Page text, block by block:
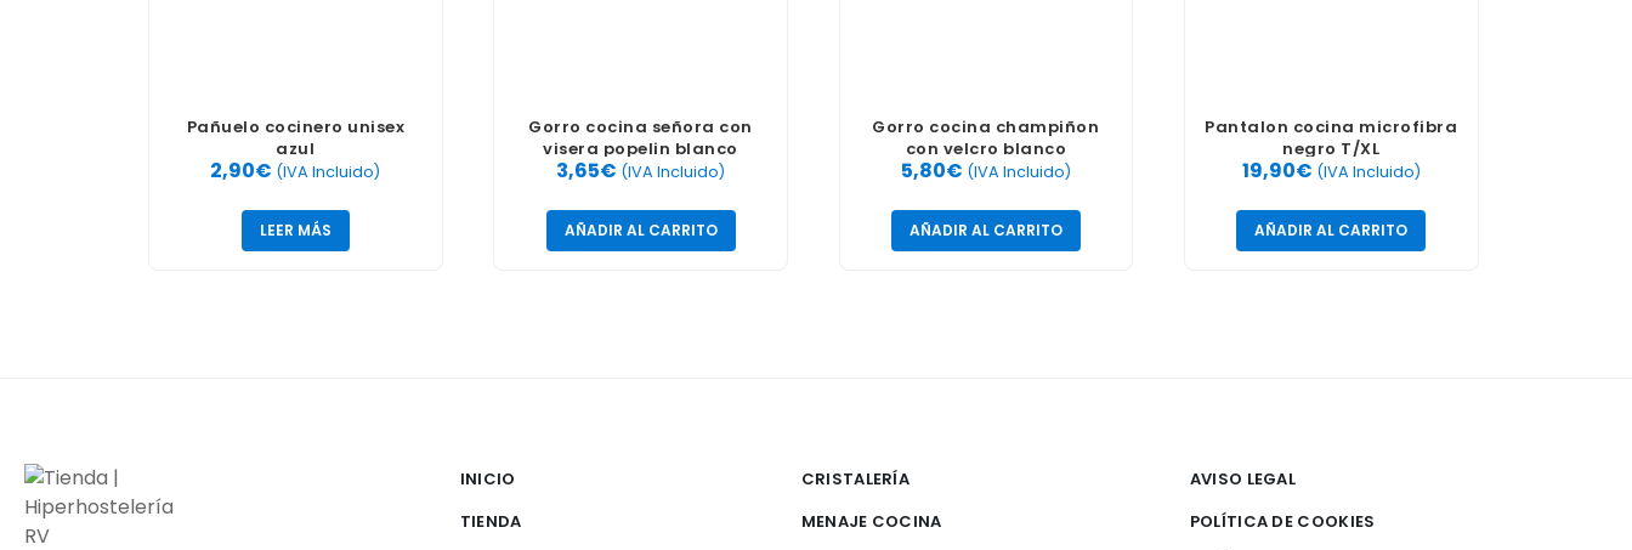
Pañuelo cocinero unisex
azul
2,90€ (IVA Incluido)
LEER MÁS
Gorro cocina señora con
visera popelin blanco
3,65€ (IVA Incluido)
AÑADIR AL CARRITO
Gorro cocina champiñon
con velcro blanco
5,80€ (IVA Incluido)
AÑADIR AL CARRITO
Pantalon cocina microfibra
negro T/XL
19,90€ (IVA Incluido)
AÑADIR AL CARRITO
INICIO
TIENDA
CRISTALERÍA
MENAJE COCINA
AVISO LEGAL
POLÍTICA DE COOKIES